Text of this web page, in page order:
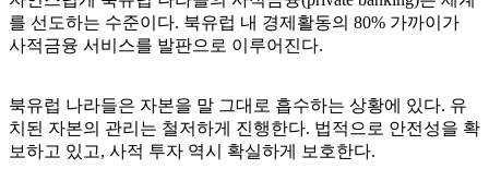
를 선도하는 수준이다. 북유럽 내 경제활동의 80% 가까이가
사적금융 서비스를 발판으로 이루어진다.
북유럽 나라들은 자본을 말 그대로 흡수하는 상황에 있다. 유
치된 자본의 관리는 철저하게 진행한다. 법적으로 안전성을 확
보하고 있고, 사적 투자 역시 확실하게 보호한다.